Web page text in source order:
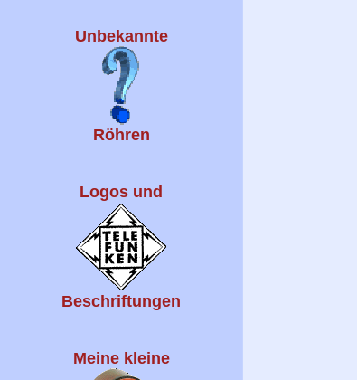
Unbekannte
Röhren
Logos und
Beschriftungen
Meine kleine